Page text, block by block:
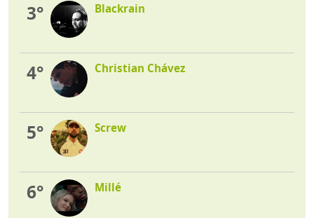
3° Blackrain
4° Christian Chávez
5° Screw
6° Millé